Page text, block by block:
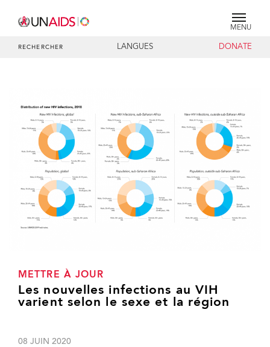
MENU
RECHERCHER LANGUES DONATE
METTRE À JOUR
Les nouvelles infections au VIH
varient selon le sexe et la région
08 JUIN 2020